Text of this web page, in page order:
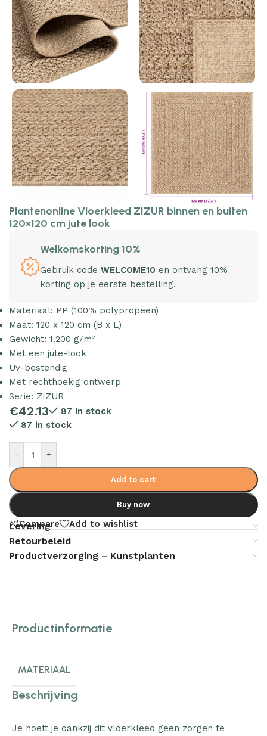
Plantenonline Vloerkleed ZIZUR binnen en buiten
120×120 cm jute look
Welkomskorting 10%
Gebruik code WELCOME10 en ontvang 10%
korting op je eerste bestelling.
Materiaal: PP (100% polypropeen)
Maat: 120 x 120 cm (B x L)
Gewicht: 1.200 g/m²
Met een jute-look
Uv-bestendig
Met rechthoekig ontwerp
Serie: ZIZUR
€42.13
87 in stock
87 in stock
- +
Add to cart
Buy now
Compare Add to wishlist
Levering
Retourbeleid
Productverzorging – Kunstplanten
Productinformatie
MATERIAAL
Beschrijving
Je hoeft je dankzij dit vloerkleed geen zorgen te